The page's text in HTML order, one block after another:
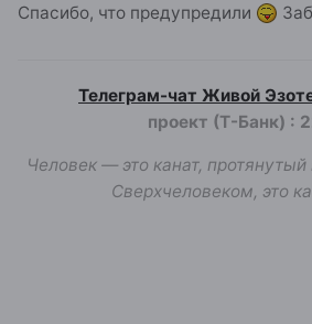
Спасибо, что предупредили
Телеграм-чат Живой
проект (Т-Банк) :
Человек — это канат,
Сверхчеловеком, это